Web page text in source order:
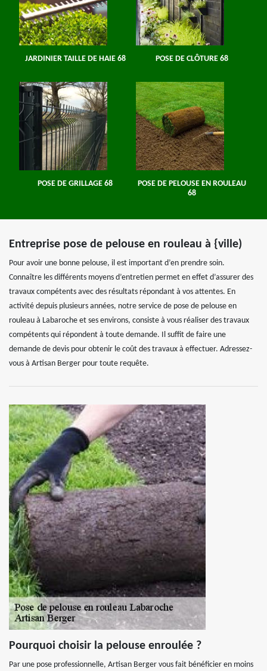
JARDINIER TAILLE DE HAIE 68 POSE DE CLÔTURE 68
POSE DE GRILLAGE 68
POSE DE PELOUSE EN ROULEAU
68
Entreprise pose de pelouse en rouleau à {ville)
Pour avoir une bonne pelouse, il est important d’en prendre soin.
Connaître les différents moyens d’entretien permet en effet d’assurer des
travaux compétents avec des résultats répondant à vos attentes. En
activité depuis plusieurs années, notre service de pose de pelouse en
rouleau à Labaroche et ses environs, consiste à vous réaliser des travaux
compétents qui répondent à toute demande. Il suffit de faire une
demande de devis pour obtenir le coût des travaux à effectuer. Adressez-
vous à Artisan Berger pour toute requête.
Pourquoi choisir la pelouse enroulée ?
Par une pose professionnelle, Artisan Berger vous fait bénéficier en moins